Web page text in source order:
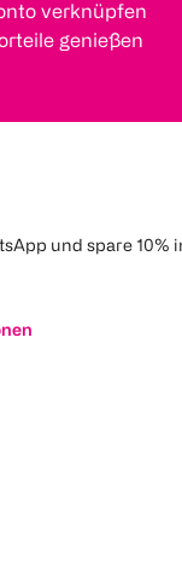
verknüpfen
genießen
und spare 10%